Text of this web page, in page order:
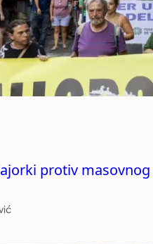
protiv